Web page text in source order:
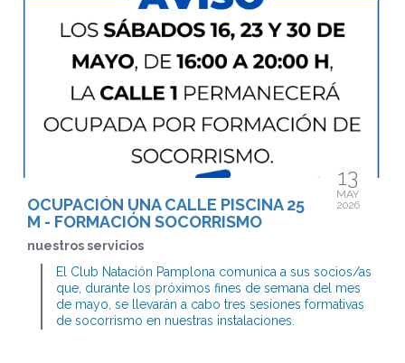
OCUPACIÓN UNA CALLE PISCINA 25
M - FORMACIÓN SOCORRISMO
nuestros servicios
13
MAY
2026
El Club Natación Pamplona comunica a sus socios/as
que, durante los próximos fines de semana del mes
de mayo, se llevarán a cabo tres sesiones formativas
de socorrismo en nuestras instalaciones.